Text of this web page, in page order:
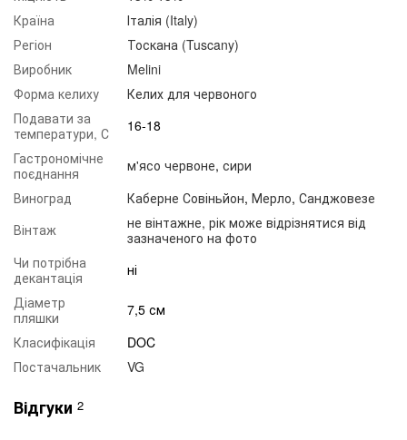
Країна
Італія (Italy)
Регіон
Тоскана (Tuscany)
Виробник
Melini
Форма келиху
Келих для червоного
Подавати за
температури, С
16-18
Гастрономічне
поєднання
м'ясо червоне, сири
Виноград
Каберне Совіньйон, Мерло, Санджовезе
Вінтаж
не вінтажне, рік може відрізнятися від
зазначеного на фото
Чи потрібна
декантація
ні
Діаметр
пляшки
7,5 см
Класифікація
DOC
Постачальник
VG
Відгуки 2